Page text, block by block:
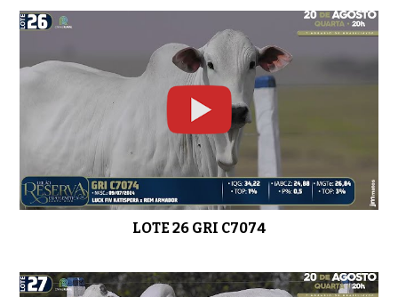
LOTE 26 GRI C7074